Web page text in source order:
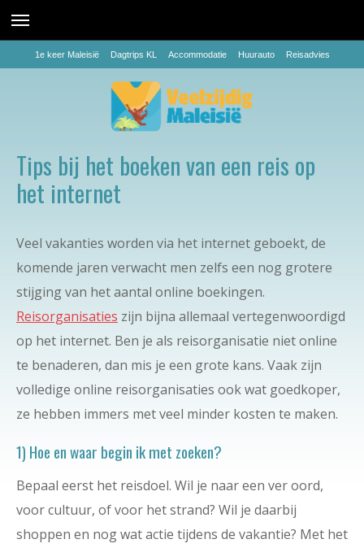
1e keer Maleisië Dagtrips KL Accommodatie Huurauto Reisadvies
Tips bij het boeken van een reis op
het internet
Veel vakanties worden via het internet geboekt, de
komende jaren verwacht men zelfs een nog grotere
stijging van het aantal online boekingen.
Reisorganisaties zijn bijna allemaal vertegenwoordigd
op het internet. Ben je als reisorganisatie niet online
te benaderen, dan mis je een grote kans. Vaak zijn
volledige online reisorganisaties ook wat goedkoper,
ze hebben immers met veel minder kosten te maken.
1) Hoe en waar begin ik met zoeken?
Bepaal eerst het reisdoel. Wil je naar een ver oord,
voor cultuur, of voor het strand? Wil je daarbij
shoppen en nog wat actie tijdens de vakantie? Met het